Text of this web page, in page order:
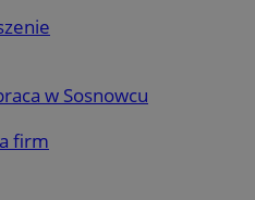
w Sosnowcu
firm